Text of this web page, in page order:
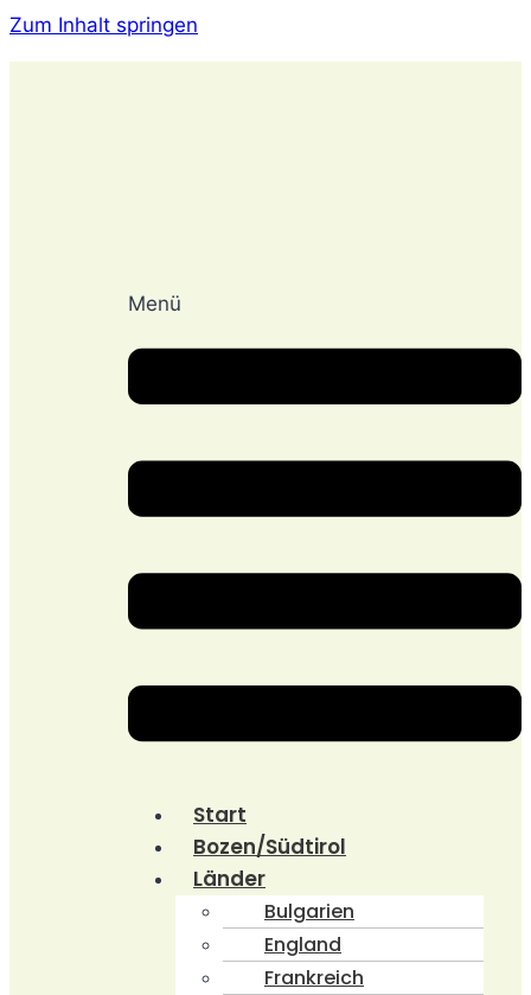
Zum Inhalt springen
Menü
Start
Bozen/Südtirol
Länder
Bulgarien
England
Frankreich